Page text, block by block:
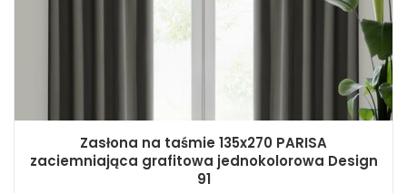
Zasłona na taśmie 135x270 PARISA
zaciemniająca grafitowa jednokolorowa Design
91